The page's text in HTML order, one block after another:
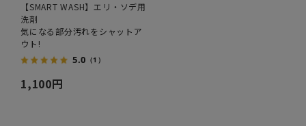
【SMART WASH】エリ・ソデ用
洗剤
気になる部分汚れをシャットア
ウト!
5.0 （1）
1,100円